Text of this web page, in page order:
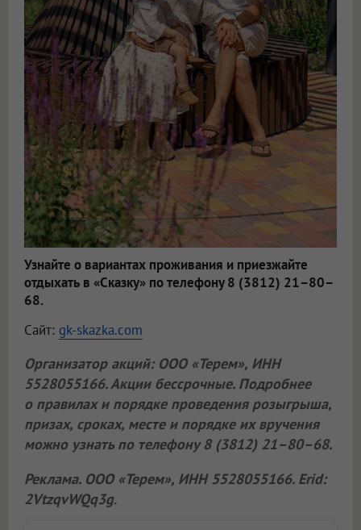
Узнайте о вариантах проживания и приезжайте
отдыхать в «Сказку» по телефону 8 (3812) 21–80–
68.
Сайт: gk-skazka.com
Организатор акций: ООО «Терем», ИНН
5528055166. Акции бессрочные. Подробнее
о правилах и порядке проведения розыгрыша,
призах, сроках, месте и порядке их вручения
можно узнать по телефону 8 (3812) 21–80–68.
Реклама. ООО «Терем», ИНН 5528055166. Erid:
2VtzqvWQq3g.